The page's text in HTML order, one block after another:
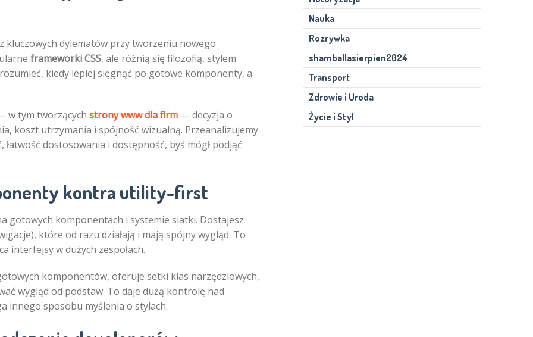
kluczowych dylematów przy tworzeniu nowego
frameworki CSS, ale różnią się filozofią, stylem
kiedy lepiej sięgnąć po gotowe komponenty, a
w tym tworzących strony www dla firm — decyzja o
koszt utrzymania i spójność wizualną. Przeanalizujemy
dostosowania i dostępność, byś mógł podjąć
kontra utility-first
gotowych komponentach i systemie siatki. Dostajesz
które od razu działają i mają spójny wygląd. To
interfejsy w dużych zespołach.
komponentów, oferuje setki klas narzędziowych,
wygląd od podstaw. To daje dużą kontrolę nad
innego sposobu myślenia o stylach.
Nauka
Rozrywka
shamballasierpien2024
Transport
Zdrowie i Uroda
Życie i Styl